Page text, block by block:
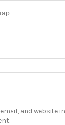
email, and website